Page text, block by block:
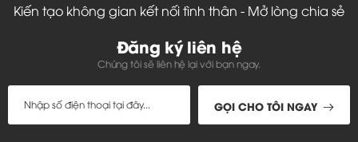
Kiến tạo không gian kết nối tình thân - Mở lòng chia sẻ
Đăng ký liên hệ
Chúng tôi sẽ liên hệ lại với bạn ngay.
GỌI CHO TÔI NGAY